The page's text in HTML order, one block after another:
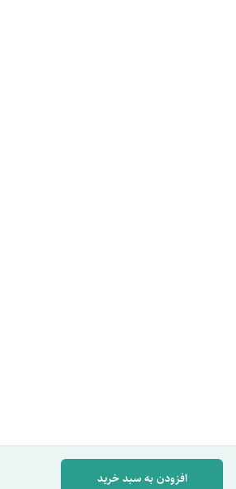
افزودن به سبد خرید